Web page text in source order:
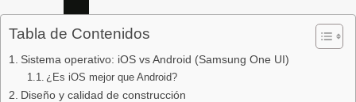
Tabla de Contenidos
Sistema operativo: iOS vs Android (Samsung One UI)
¿Es iOS mejor que Android?
Diseño y calidad de construcción